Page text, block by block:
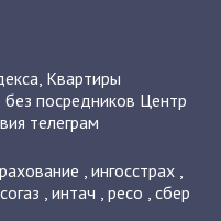
Квартиры
посредников Центр
телеграм
,ингосстрах
,согаз ,интач ,ресо ,сбер